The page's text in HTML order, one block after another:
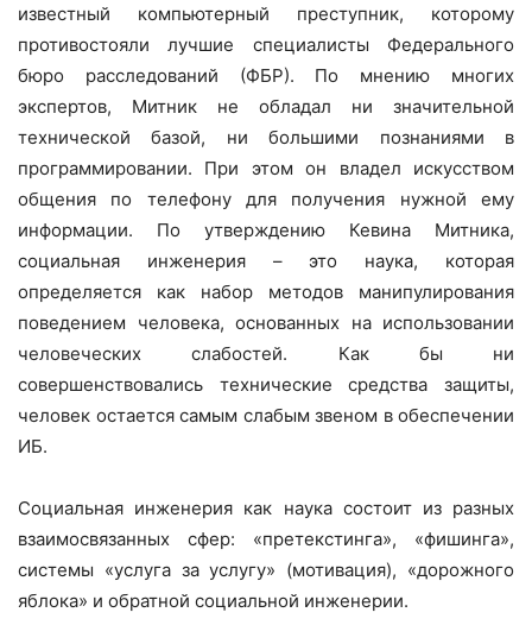
известный компьютерный преступник, которому
противостояли лучшие специалисты Федерального
бюро расследований (ФБР). По мнению многих
экспертов, Митник не обладал ни значительной
технической базой, ни большими познаниями в
программировании. При этом он владел искусством
общения по телефону для получения нужной ему
информации. По утверждению Кевина Митника,
социальная инженерия – это наука, которая
определяется как набор методов манипулирования
поведением человека, основанных на использовании
человеческих слабостей. Как бы ни
совершенствовались технические средства защиты,
человек остается самым слабым звеном в обеспечении
ИБ.
Социальная инженерия как наука состоит из разных
взаимосвязанных сфер: «претекстинга», «фишинга»,
системы «услуга за услугу» (мотивация), «дорожного
яблока» и обратной социальной инженерии.